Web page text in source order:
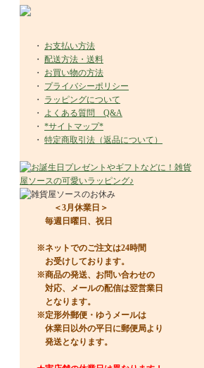
・ お支払い方法
・ 配送方法・送料
・ お買い物の方法
・ プライバシーポリシー
・ ラッピングについて
・ よくある質問 Q&A
・ *サイトマップ*
・ 特定商取引法（返品について）
＜3月休業日＞
毎週日曜日、祝日
※ネットでのご注文は24時間
お受けしております。
※商品の発送、お問い合わせの
対応、メールの配信は翌営業日
となります。
※定形外郵便・ゆうメールは
休業日以外の平日に郵便局より
発送となります。